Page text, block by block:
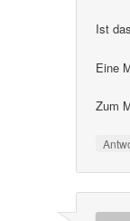
Ist
Eine
Zum